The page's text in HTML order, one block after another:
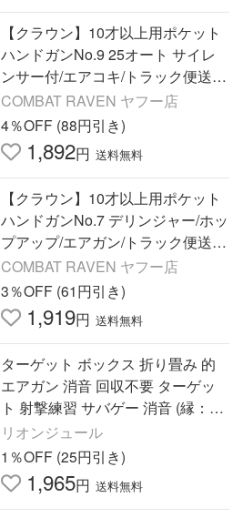
【クラウン】10才以上用ポケット
ハンドガンNo.9 25オート サイレ
ンサー付/エアコキ/トラック便送料
無料(他商品との同梱不可)/138146
〈*0112-CI0128〉
COMBAT RAVEN ヤフー店
4％OFF (88円引き)
1,892円 送料無料
【クラウン】10才以上用ポケット
ハンドガンNo.7 デリンジャー/ホッ
プアップ/エアガン/トラック便送料
無料(他商品同梱不可)/138108〈*0
112-CI0124〉
COMBAT RAVEN ヤフー店
3％OFF (61円引き)
1,919円 送料無料
ターゲット ボックス 折り畳み 的
エアガン 消音 回収不要 ターゲッ
ト 射撃練習 サバゲー 消音 (縁：ホ
ワイト)
リオンジュール
1％OFF (25円引き)
1,965円 送料無料